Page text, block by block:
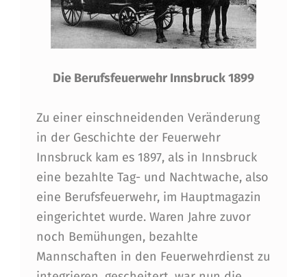
Die Berufsfeuerwehr Innsbruck 1899
Zu einer einschneidenden Veränderung
in der Geschichte der Feuerwehr
Innsbruck kam es 1897, als in Innsbruck
eine bezahlte Tag- und Nachtwache, also
eine Berufsfeuerwehr, im Hauptmagazin
eingerichtet wurde. Waren Jahre zuvor
noch Bemühungen, bezahlte
Mannschaften in den Feuerwehrdienst zu